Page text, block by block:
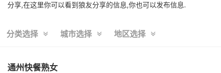
分享,在这里你可以看到狼友分享的信息,你也可以发布信息.
分类选择 城市选择 地区选择
通州快餐熟女